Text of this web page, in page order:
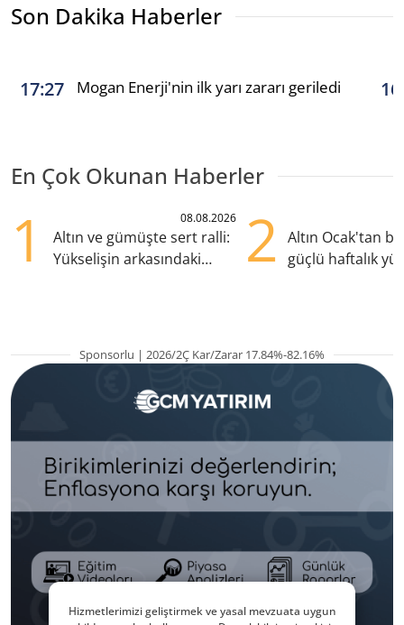
Son Dakika Haberler
17:27 Mogan Enerji'nin ilk yarı zararı geriledi
En Çok Okunan Haberler
1 08.08.2026
Altın ve gümüşte sert ralli:
Yükselişin arkasındaki
2
Altın Ocak'tan
güçlü haftalık
Sponsorlu | 2026/2Ç Kar/Zarar 17.84%-82.16%
Hizmetlerimizi geliştirmek ve yasal mevzuata uygun